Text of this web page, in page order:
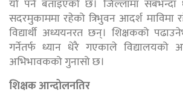
यो पर्ने बताइएको छ। जिल्लामा सबभन्दा
सदरमुकाममा रहेको त्रिभुवन आदर्श
विद्यार्थी अध्ययनरत छन्। शिक्षकको
गर्नेतर्फ ध्यान धेरै गएकाले विद्यालयको
अभिभावकको गुनासो छ।
शिक्षक आन्दोलनतिर